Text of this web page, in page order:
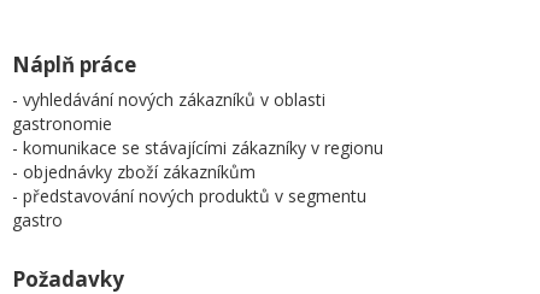
Náplň práce
- vyhledávání nových zákazníků v oblasti
gastronomie
- komunikace se stávajícími zákazníky v regionu
- objednávky zboží zákazníkům
- představování nových produktů v segmentu
gastro
Požadavky